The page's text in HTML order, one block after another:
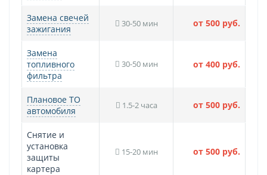
Замена свечей
зажигания
30-50 мин от 500 руб.
Замена
топливного
фильтра
30-50 мин от 400 руб.
Плановое ТО
автомобиля
1.5-2 часа от 500 руб.
Снятие и
установка
защиты
картера
15-20 мин от 500 руб.